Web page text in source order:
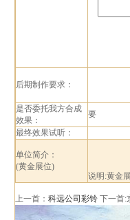
后期制作要求：
是否委托我方合成
效果：
要
最终效果试听：
单位简介：
(黄金展位)
说明:黄金
上一首： 科远公司彩铃下一首: